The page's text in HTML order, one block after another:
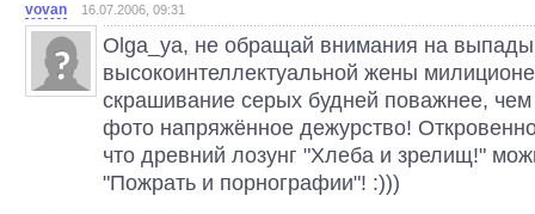
vovan 16.07.2006, 09:31
Olga_ya, не обращай внимания на выпады
высокоинтеллектуальной жены
скрашивание серых будней поважнее,
фото напряжённое дежурство!
что древний лозунг "Хлеба и зрелищ!"
"Пожрать и порнографии"! :)))